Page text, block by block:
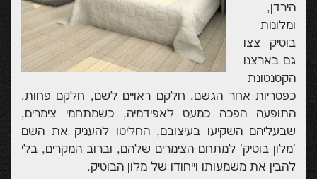
הירדן,
ומלונות
בוטיק צצו
גם בארצנו
הקטנטונת
כפטריות אחר הגשם. חלקם ראויים לשם, חלקם פחות.
התופעה הפכה כמעט לאפידמיה, כשמתחמי צימרים,
שבעליהם השקיעו בעיצובם, החליטו להעניק את השם
'מלון בוטיק' למתחם הצימרים שלהם, וברוב המקרים, בלי
להבין את משמעותו וייחודו של מלון הבוטיק.